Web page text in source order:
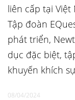
liên cấp tại
Tập đoàn
phát triển,
dục đặc biệt,
khuyến khích
08/04/2024